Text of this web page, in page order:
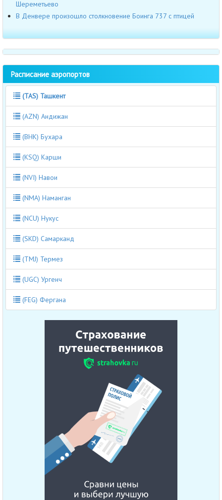
Шереметьево
В Денвере произошло столкновение Боинга 737 с птицей
Расписание аэропортов
(TAS) Ташкент
(AZN) Андижан
(BHK) Бухара
(KSQ) Карши
(NVI) Навои
(NMA) Наманган
(NCU) Нукус
(SKD) Самарканд
(TMJ) Термез
(UGC) Ургенч
(FEG) Фергана